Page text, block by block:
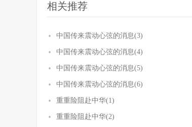
相关推荐
中国传来震动心弦的消息(3)
中国传来震动心弦的消息(4)
中国传来震动心弦的消息(5)
中国传来震动心弦的消息(6)
重重险阻赴中华(1)
重重险阻赴中华(2)